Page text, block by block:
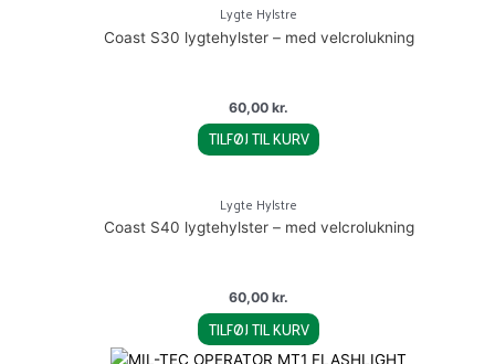
Lygte Hylstre
Coast S30 lygtehylster – med velcrolukning
60,00 kr.
TILFØJ TIL KURV
Lygte Hylstre
Coast S40 lygtehylster – med velcrolukning
60,00 kr.
TILFØJ TIL KURV